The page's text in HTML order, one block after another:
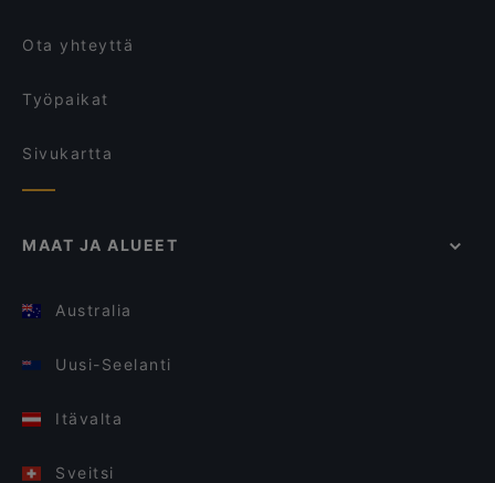
Ota yhteyttä
Työpaikat
Sivukartta
MAAT JA ALUEET
Australia
Uusi-Seelanti
Itävalta
Sveitsi